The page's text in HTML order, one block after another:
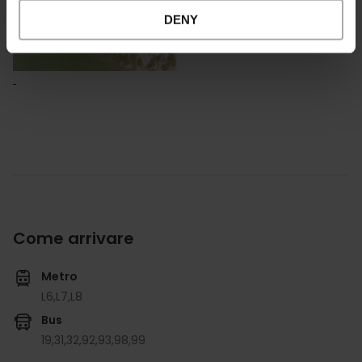
DENY
Come arrivare
Metro
L6,L7,L8
Bus
19,31,32,92,93,98,99